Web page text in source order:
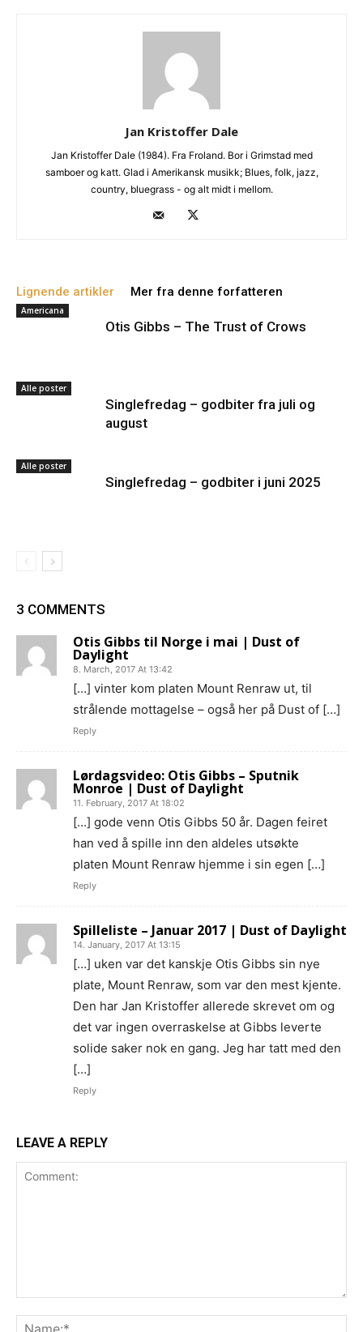
Jan Kristoffer Dale
Jan Kristoffer Dale (1984). Fra Froland. Bor i Grimstad med
samboer og katt. Glad i Amerikansk musikk; Blues, folk, jazz,
country, bluegrass - og alt midt i mellom.
Lignende artikler Mer fra denne forfatteren
Americana
Otis Gibbs – The Trust of Crows
Alle poster
Singlefredag – godbiter fra juli og
august
Alle poster
Singlefredag – godbiter i juni 2025
3 COMMENTS
Otis Gibbs til Norge i mai | Dust of
Daylight
8. March, 2017 At 13:42
[…] vinter kom platen Mount Renraw ut, til
strålende mottagelse – også her på Dust of […]
Reply
Lørdagsvideo: Otis Gibbs – Sputnik
Monroe | Dust of Daylight
11. February, 2017 At 18:02
[…] gode venn Otis Gibbs 50 år. Dagen feiret
han ved å spille inn den aldeles utsøkte
platen Mount Renraw hjemme i sin egen […]
Reply
Spilleliste – Januar 2017 | Dust of Daylight
14. January, 2017 At 13:15
[…] uken var det kanskje Otis Gibbs sin nye
plate, Mount Renraw, som var den mest kjente.
Den har Jan Kristoffer allerede skrevet om og
det var ingen overraskelse at Gibbs leverte
solide saker nok en gang. Jeg har tatt med den
[…]
Reply
LEAVE A REPLY